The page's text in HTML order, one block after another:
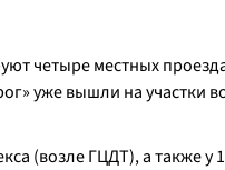
четыре местных
уже вышли на участки
(возле ГЦДТ), а также